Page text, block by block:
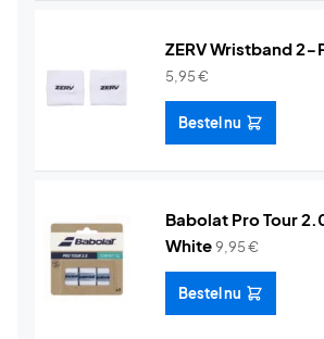
ZERV Wristband 2-
5,95€
Bestel nu
Babolat Pro Tour
White9,95€
Bestel nu